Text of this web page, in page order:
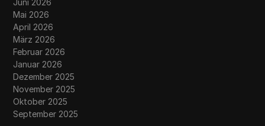
Mai 2026
April 2026
März 2026
Februar 2026
Januar 2026
Dezember 2025
November 2025
Oktober 2025
September 2025